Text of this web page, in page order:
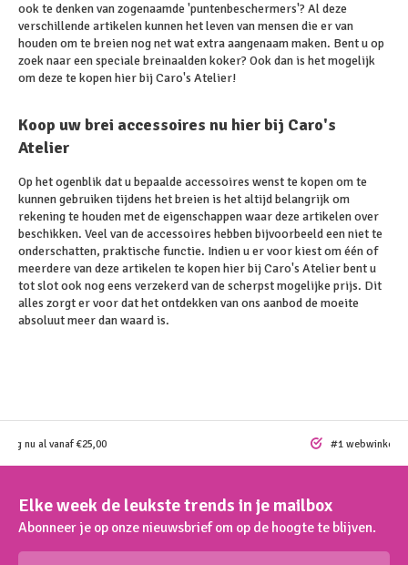
ook te denken van zogenaamde 'puntenbeschermers'? Al deze
verschillende artikelen kunnen het leven van mensen die er van
houden om te breien nog net wat extra aangenaam maken. Bent u op
zoek naar een speciale breinaalden koker? Ook dan is het mogelijk
om deze te kopen hier bij Caro's Atelier!
Koop uw brei accessoires nu hier bij Caro's
Atelier
Op het ogenblik dat u bepaalde accessoires wenst te kopen om te
kunnen gebruiken tijdens het breien is het altijd belangrijk om
rekening te houden met de eigenschappen waar deze artikelen over
beschikken. Veel van de accessoires hebben bijvoorbeeld een niet te
onderschatten, praktische functie. Indien u er voor kiest om één of
meerdere van deze artikelen te kopen hier bij Caro's Atelier bent u
tot slot ook nog eens verzekerd van de scherpst mogelijke prijs. Dit
alles zorgt er voor dat het ontdekken van ons aanbod de moeite
absoluut meer dan waard is.
nu al vanaf €25,00 #1 webwinkel
Elke week de leukste trends in je mailbox
Abonneer je op onze nieuwsbrief om op de hoogte te blijven.